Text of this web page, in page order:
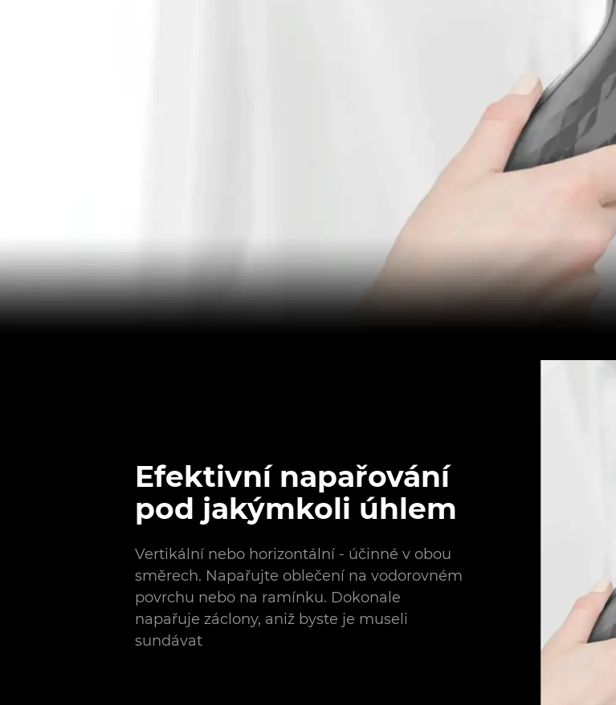
Efektivní napařování
pod jakýmkoli úhlem
Vertikální nebo horizontální - účinné v obou
směrech. Napařujte oblečení na vodorovném
povrchu nebo na ramínku. Dokonale
napařuje záclony, aniž byste je museli
sundávat